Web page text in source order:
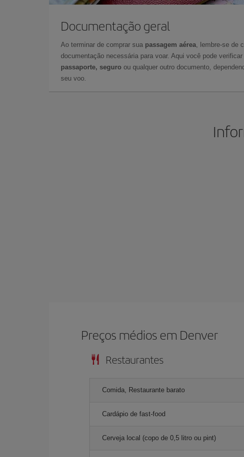
Documentação geral
Ao terminar de comprar sua passagem aérea, lembre-se de
documentação necessária para voar. Aqui você pode
passaporte, seguro ou qualquer outro documento,
seu voo.
Preços médios em Denver
Restaurantes
Comida, Restaurante barato
Cardápio de fast-food
Cerveja local (copo de 0,5 litro ou pint)